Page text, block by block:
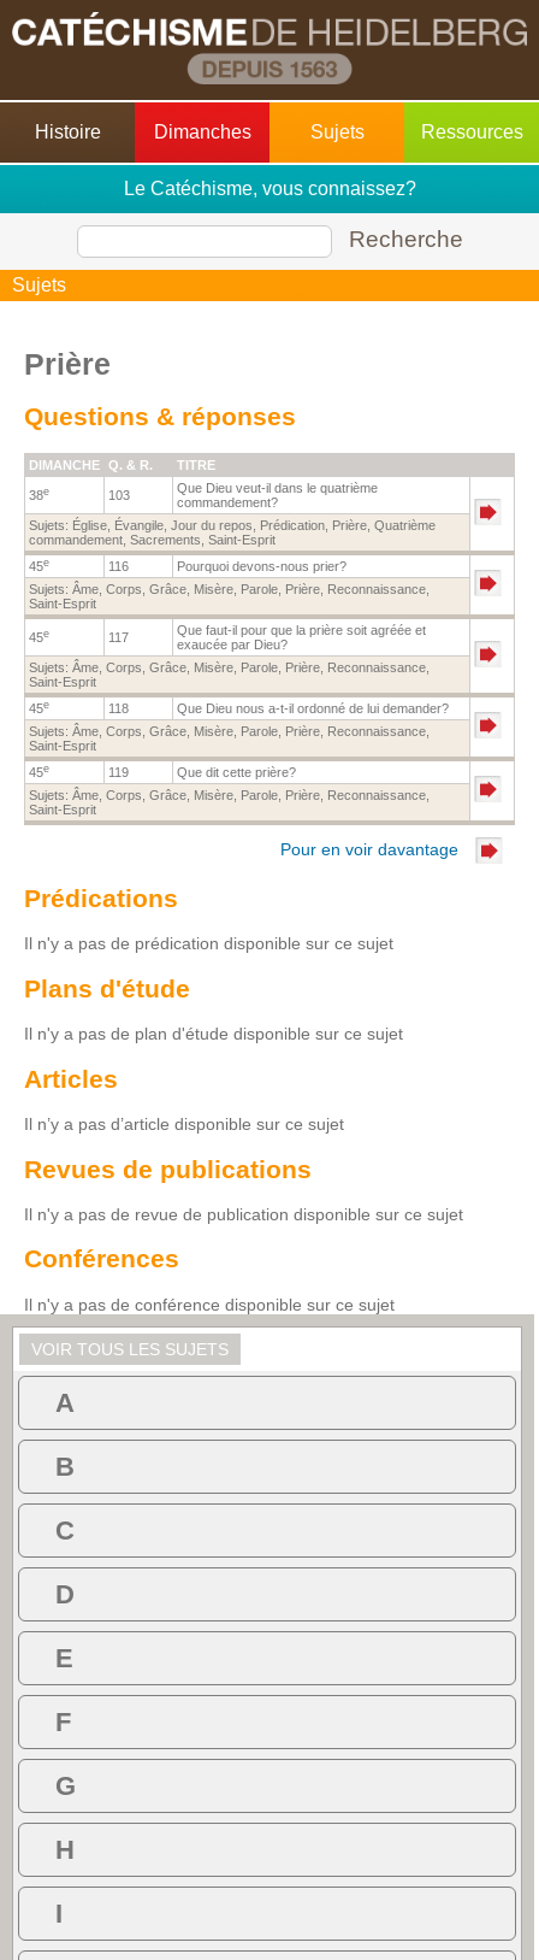
Histoire Dimanches Sujets Ressources
Le Catéchisme, vous connaissez?
Recherche
Sujets
Prière
Questions & réponses
DIMANCHE Q. & R. TITRE
38e 103
Que Dieu veut-il dans le quatrième
commandement?
Sujets: Église Évangile Jour du repos Prédication Prière Quatrième
commandement Sacrements Saint-Esprit
45e 116
Pourquoi devons-nous prier?
Sujets: Âme Corps Grâce Misère Parole Prière Reconnaissance
Saint-Esprit
45e 117
Que faut-il pour que la prière soit agréée et
exaucée par Dieu?
Sujets: Âme Corps Grâce Misère Parole Prière Reconnaissance
Saint-Esprit
45e 118
Que Dieu nous a-t-il ordonné de lui demander?
Sujets: Âme Corps Grâce Misère Parole Prière Reconnaissance
Saint-Esprit
45e 119
Que dit cette prière?
Sujets: Âme Corps Grâce Misère Parole Prière Reconnaissance
Saint-Esprit
Pour en voir davantage
Prédications
Il n'y a pas de prédication disponible sur ce sujet
Plans d'étude
Il n'y a pas de plan d'étude disponible sur ce sujet
Articles
Il n’y a pas d’article disponible sur ce sujet
Revues de publications
Il n'y a pas de revue de publication disponible sur ce sujet
Conférences
Il n'y a pas de conférence disponible sur ce sujet
VOIR TOUS LES SUJETS
A
B
C
D
E
F
G
H
I